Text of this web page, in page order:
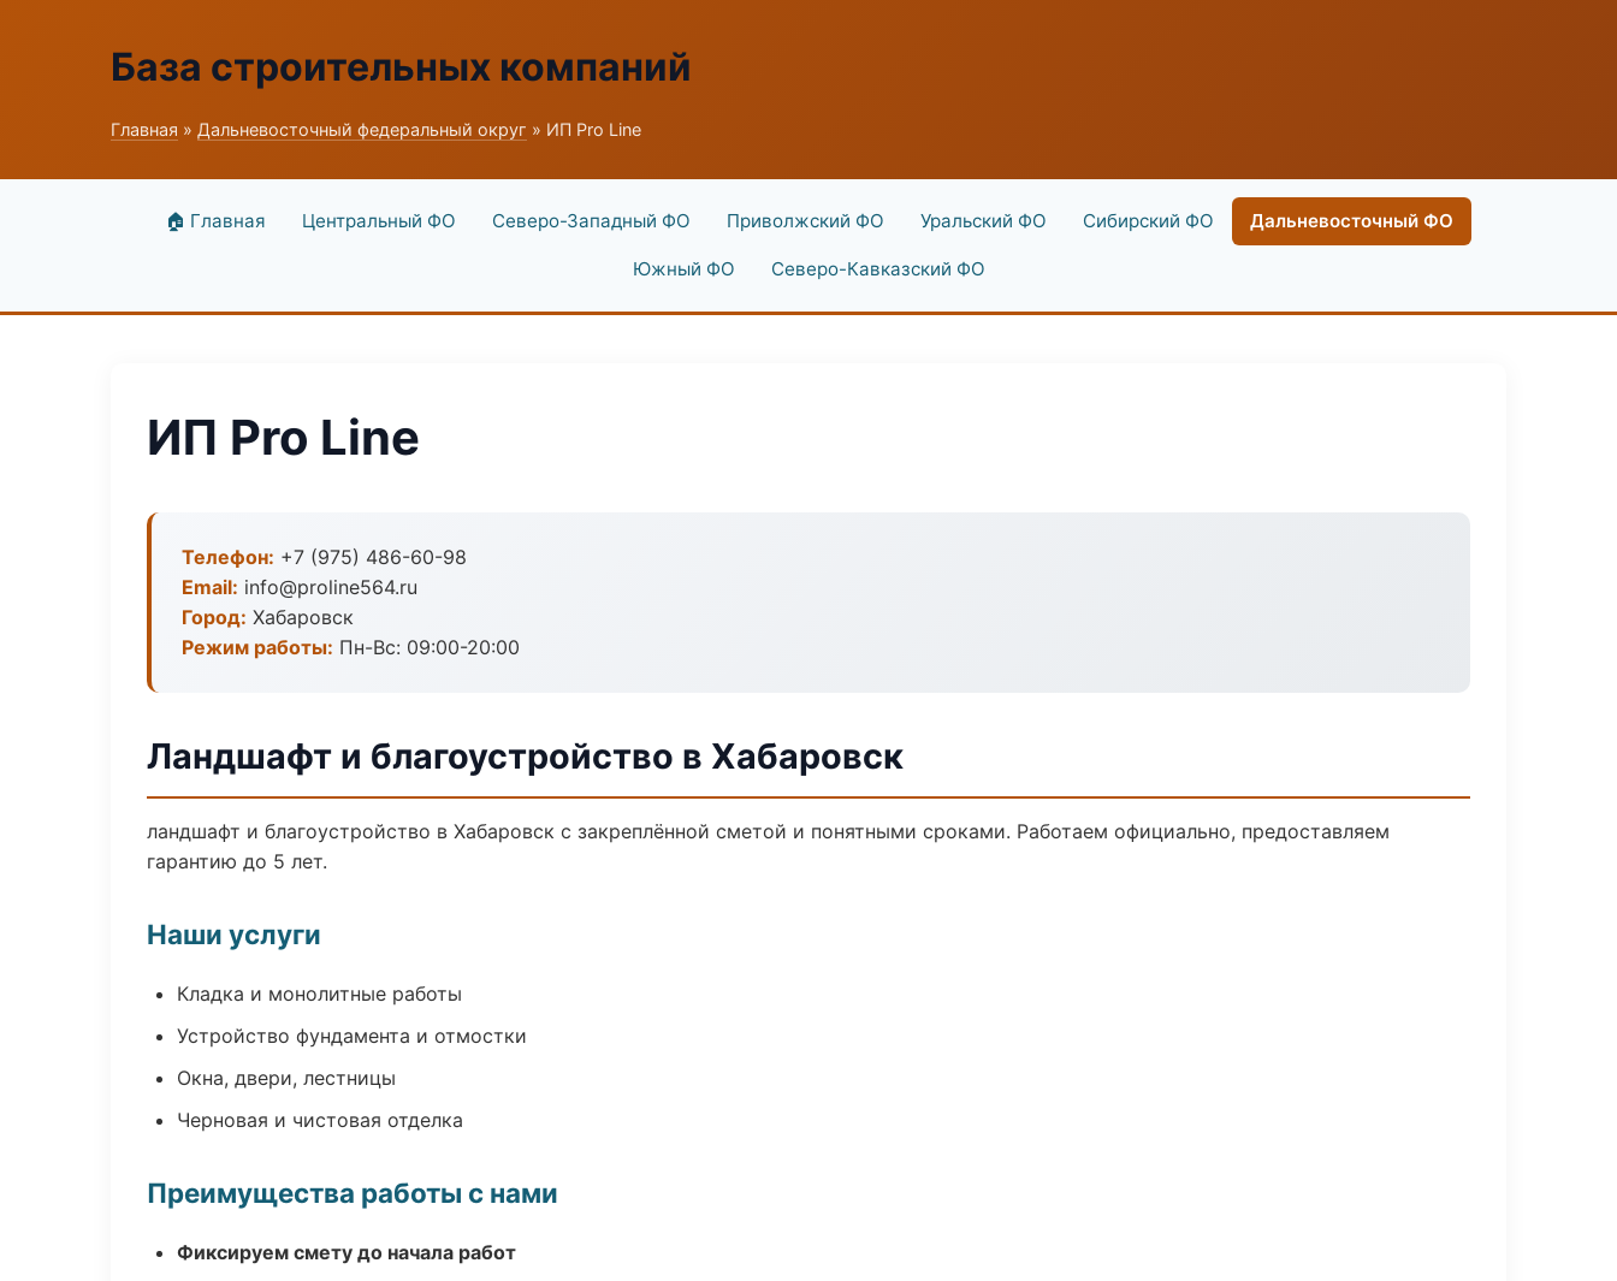
База строительных компаний
Главная » Дальневосточный федеральный округ » ИП Pro Line
🏠 Главная Центральный ФО Северо-Западный ФО Приволжский ФО Уральский ФО Сибирский ФО Дальневосточный ФО
Южный ФО Северо-Кавказский ФО
ИП Pro Line
Телефон: +7 (975) 486-60-98
Email: info@proline564.ru
Город: Хабаровск
Режим работы: Пн-Вс: 09:00-20:00
Ландшафт и благоустройство в Хабаровск
ландшафт и благоустройство в Хабаровск с закреплённой сметой и понятными сроками. Работаем официально, предоставляем
гарантию до 5 лет.
Наши услуги
Кладка и монолитные работы
Устройство фундамента и отмостки
Окна, двери, лестницы
Черновая и чистовая отделка
Преимущества работы с нами
Фиксируем смету до начала работ